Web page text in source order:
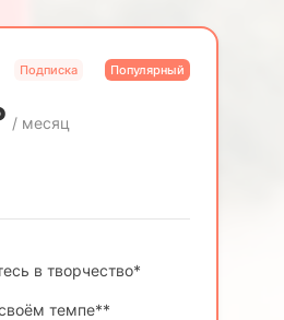
Подписка Популярный
/ месяц
в творчество*
темпе**